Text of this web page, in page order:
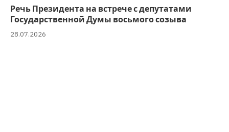
Речь Президента на встрече с депутатами
Государственной Думы восьмого созыва
28.07.2026